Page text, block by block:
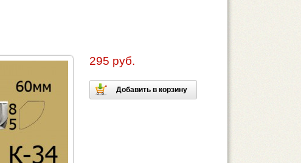
295 руб.
Добавить в корзину